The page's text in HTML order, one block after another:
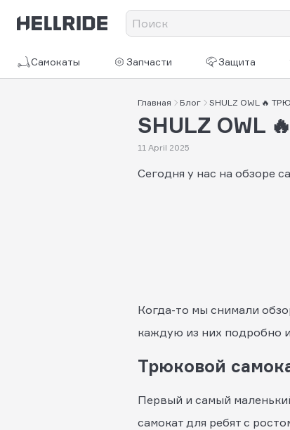
Самокаты Запчасти Защита
Главная Блог SHULZ OWL 🔥
SHULZ
11 April 2025
Сегодня у нас на обзоре
Когда-то мы снимали
каждую из них подробно
Трюковой
Первый и самый
самокат для ребят с